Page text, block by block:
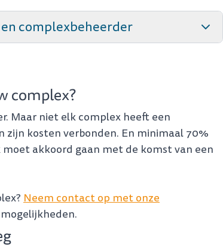
complexbeheerder
complex?
Maar niet elk complex heeft een
zijn kosten verbonden. En minimaal 70%
akkoord gaan met de komst van een
Neem contact op met onze